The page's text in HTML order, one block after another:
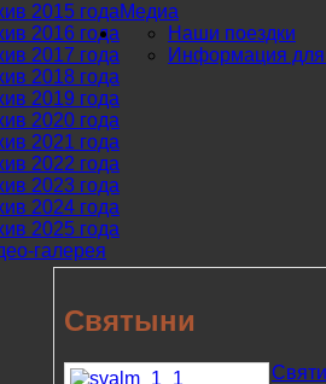
Медиа
2015 года
2016 года
2017 года
2018 года
2019 года
2020 года
2021 года
2022 года
2023 года
2024 года
2025 года
галерея
Наши поездки
Информация
Святыни